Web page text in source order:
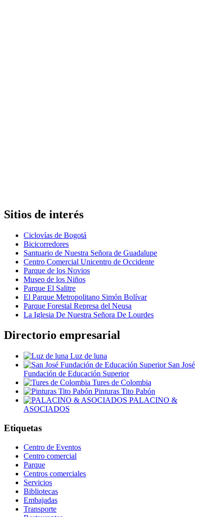
Sitios de interés
Ciclovías de Bogotá
Bicicorredores
Santuario de Nuestra Señora de Guadalupe
Centro Comercial Unicentro de Occidente
Parque de los Novios
Museo de los Niños
Parque El Salitre
El Parque Metropolitano Simón Bolívar
Parque Forestal Represa del Neusa
La Iglesia De Nuestra Señora De Lourdes
Directorio empresarial
Luz de luna
San José
Fundación de Educación Superior
Tures de Colombia
Pinturas Tito Pabón
PALACINO &
ASOCIADOS
Etiquetas
Centro de Eventos
Centro comercial
Parque
Centros comerciales
Servicios
Bibliotecas
Embajadas
Transporte